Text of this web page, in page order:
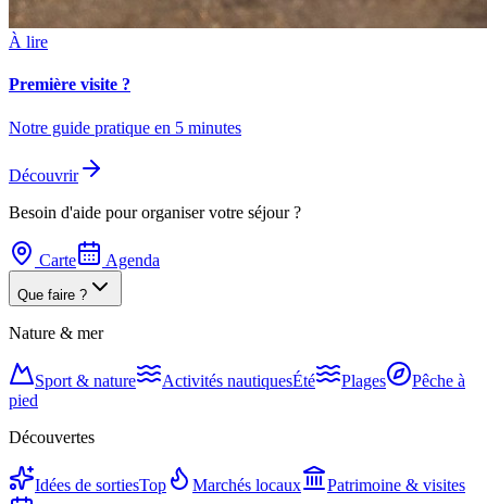
À lire
Première visite ?
Notre guide pratique en 5 minutes
Découvrir
Besoin d'aide pour organiser votre séjour ?
Carte Agenda
Que faire ?
Nature & mer
Sport & nature Activités nautiquesÉté Plages
Pêche à
pied
Découvertes
Idées de sortiesTop Marchés locaux
Patrimoine & visites